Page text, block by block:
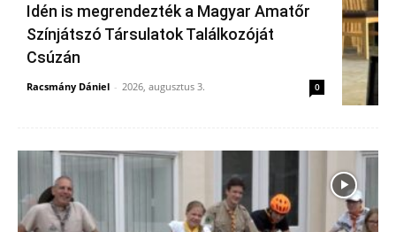
Idén is megrendezték a Magyar Amatőr
Színjátszó Társulatok Találkozóját
Csúzán
Racsmány Dániel - 2026, augusztus 3. 0